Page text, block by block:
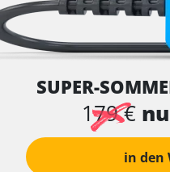
SUPER-
179 €
in den